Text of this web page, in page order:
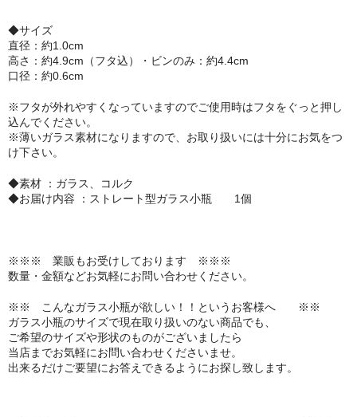
◆サイズ
直径：約1.0cm
高さ：約4.9cm（フタ込）・ビンのみ：約4.4cm
口径：約0.6cm
※フタが外れやすくなっていますのでご使用時はフタをぐっと押し
込んでください。
※薄いガラス素材になりますので、お取り扱いには十分にお気をつ
け下さい。
◆素材 ：ガラス、コルク
◆お届け内容 ：ストレート型ガラス小瓶 1個
※※※ 業販もお受けしております ※※※
数量・金額などお気軽にお問い合わせください。
※※ こんなガラス小瓶が欲しい！！というお客様へ ※※
ガラス小瓶のサイズで現在取り扱いのない商品でも、
ご希望のサイズや形状のものがございましたら
当店までお気軽にお問い合わせくださいませ。
出来るだけご要望にお答えできるようにお探し致します。